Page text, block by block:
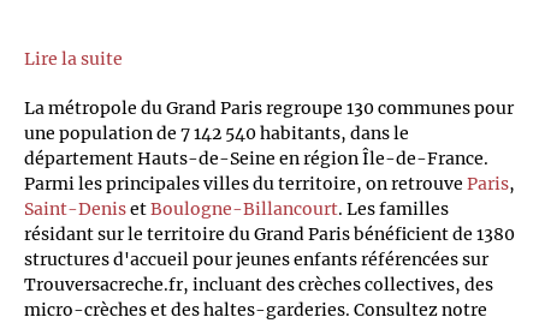
Lire la suite
La métropole du Grand Paris regroupe 130 communes pour
une population de 7 142 540 habitants, dans le
département Hauts-de-Seine en région Île-de-France.
Parmi les principales villes du territoire, on retrouve Paris,
Saint-DenisetBoulogne-Billancourt. Les familles
résidant sur le territoire du Grand Paris bénéficient de 1380
structures d'accueil pour jeunes enfants référencées sur
Trouversacreche.fr, incluant des crèches collectives, des
micro-crèches et des haltes-garderies. Consultez notre